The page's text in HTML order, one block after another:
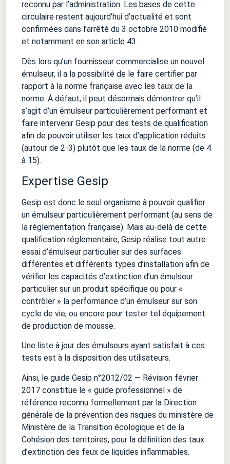
reconnu par l’administration. Les bases de cette
circulaire restent aujourd’hui d’actualité et sont
confirmées dans l’arrêté du 3 octobre 2010 modifié
et notamment en son article 43.
Dès lors qu’un fournisseur commercialise un nouvel
émulseur, il a la possibilité de le faire certifier par
rapport à la norme française avec les taux de la
norme. À défaut, il peut désormais démontrer qu’il
s’agit d’un émulseur particulièrement performant et
faire intervenir Gesip pour des tests de qualification
afin de pouvoir utiliser les taux d’application réduits
(autour de 2-3) plutôt que les taux de la norme (de 4
à 15).
Expertise Gesip
Gesip est donc le seul organisme à pouvoir qualifier
un émulseur particulièrement performant (au sens de
la réglementation française). Mais au-delà de cette
qualification réglementaire, Gesip réalise tout autre
essai d’émulseur particulier sur des surfaces
différentes et différents types d’installation afin de
vérifier les capacités d’extinction d’un émulseur
particulier sur un produit spécifique ou pour «
contrôler » la performance d’un émulseur sur son
cycle de vie, ou encore pour tester tel équipement
de production de mousse.
Une liste à jour des émulseurs ayant satisfait à ces
tests est à la disposition des utilisateurs.
Ainsi, le guide Gesip n°2012/02 — Révision février
2017 constitue le « guide professionnel » de
référence reconnu formellement par la Direction
générale de la prévention des risques du ministère de
Ministère de la Transition écologique et de la
Cohésion des territoires, pour la définition des taux
d’extinction des feux de liquides inflammables.